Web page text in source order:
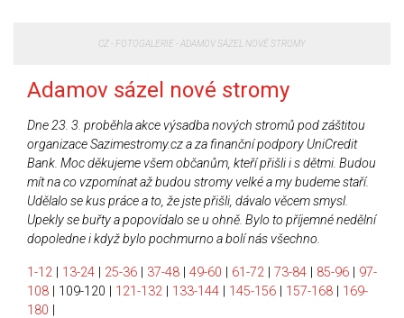
CZ - FOTOGALERIE - ADAMOV SÁZEL NOVÉ STROMY
Adamov sázel nové stromy
Dne 23. 3. proběhla akce výsadba nových stromů pod záštitou
organizace Sazimestromy.cz a za finanční podpory UniCredit
Bank. Moc děkujeme všem občanům, kteří přišli i s dětmi. Budou
mít na co vzpomínat až budou stromy velké a my budeme staří.
Udělalo se kus práce a to, že jste přišli, dávalo věcem smysl.
Upekly se buřty a popovídalo se u ohně. Bylo to příjemné nedělní
dopoledne i když bylo pochmurno a bolí nás všechno.
1-12 13-24 25-36 37-48 49-60 61-72 73-84 85-96
97-
108
109-120 121-132 133-144 145-156 157-168
169-
180